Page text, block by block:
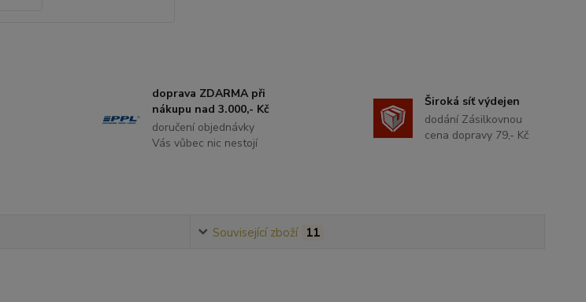
doprava ZDARMA při
nákupu nad 3.000,- Kč
doručení objednávky
Vás vůbec nic nestojí
Široká síť výdejen
dodání Zásilkovnou
cena dopravy 79,- Kč
Související zboží 11